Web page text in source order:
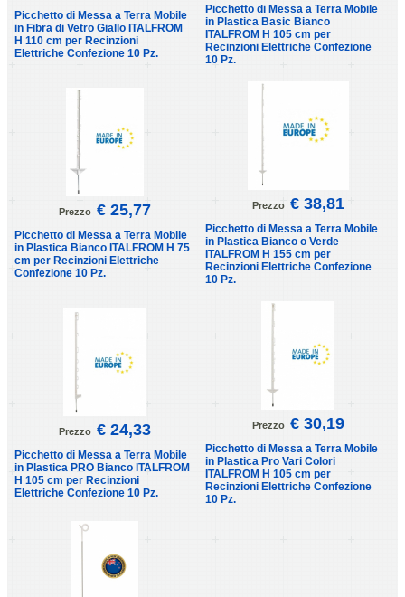
Picchetto di Messa a Terra Mobile
in Fibra di Vetro Giallo ITALFROM
H 110 cm per Recinzioni
Elettriche Confezione 10 Pz.
Picchetto di Messa a Terra Mobile
in Plastica Basic Bianco
ITALFROM H 105 cm per
Recinzioni Elettriche Confezione
10 Pz.
Prezzo € 25,77
Picchetto di Messa a Terra Mobile
in Plastica Bianco ITALFROM H 75
cm per Recinzioni Elettriche
Confezione 10 Pz.
Prezzo € 38,81
Picchetto di Messa a Terra Mobile
in Plastica Bianco o Verde
ITALFROM H 155 cm per
Recinzioni Elettriche Confezione
10 Pz.
Prezzo € 24,33
Picchetto di Messa a Terra Mobile
in Plastica PRO Bianco ITALFROM
H 105 cm per Recinzioni
Elettriche Confezione 10 Pz.
Prezzo € 30,19
Picchetto di Messa a Terra Mobile
in Plastica Pro Vari Colori
ITALFROM H 105 cm per
Recinzioni Elettriche Confezione
10 Pz.